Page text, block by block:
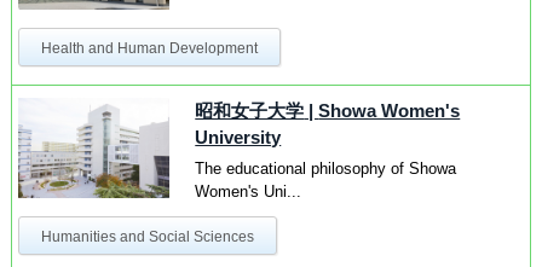
Health and Human Development
昭和女子大学 |Showa Women's
University
The educational philosophy of Showa
Women's Uni...
Humanities and Social Sciences